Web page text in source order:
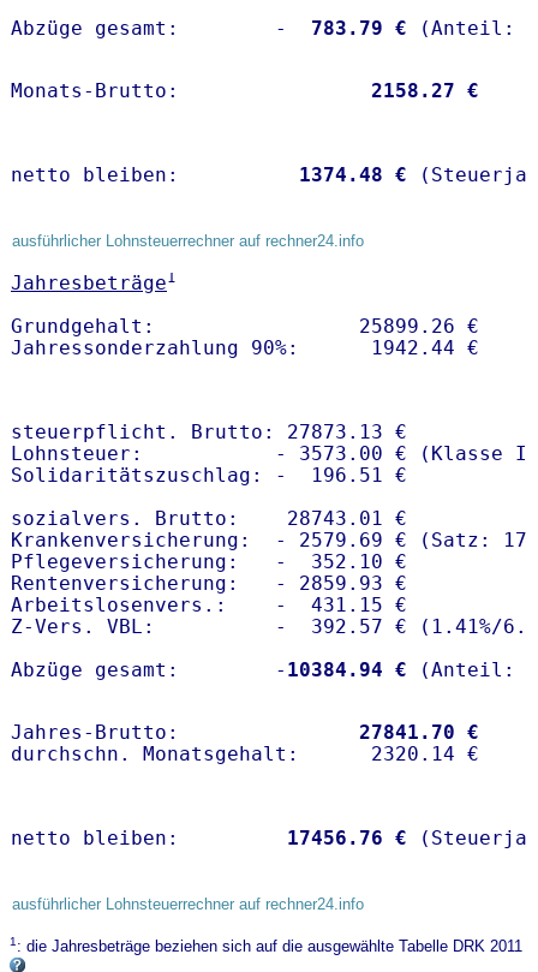
Abzüge gesamt:        -
  783.79 €
Monats-Brutto: 2158.27 €
netto bleiben: 1374.48 €
ausführlicher Lohnsteuerrechner auf rechner24.info
Jahresbeträge1
Grundgehalt:                 25899.26 €
steuerpflicht. Brutto: 27873.13 €
Lohnsteuer:           - 3573.00 € (Klasse I)
Solidaritätszuschlag: -  196.51 €
sozialvers. Brutto:    28743.01 €
Krankenversicherung:  - 2579.69 € (Satz:
Pflegeversicherung:   -  352.10 €
Rentenversicherung:   - 2859.93 €
Arbeitslosenvers.:    -  431.15 €
Z-Vers. VBL:          -  392.57 € ( 1.41%/
Abzüge gesamt:        - 10384.94 €
Jahres-Brutto: 27841.70 €
netto bleiben: 17456.76 €
ausführlicher Lohnsteuerrechner auf rechner24.info
1: die Jahresbeträge beziehen sich auf die ausgewählte Tabelle DRK 2011